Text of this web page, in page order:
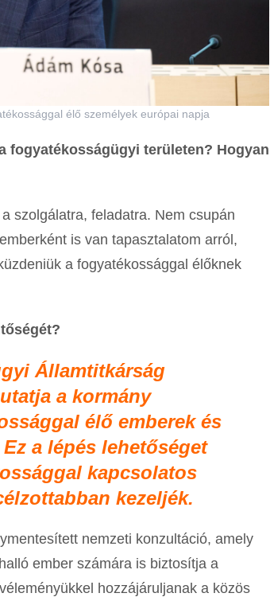
élő személyek európai napja
fogyatékosságügyi területen? Hogyan
szolgálatra, feladatra. Nem csupán
is van tapasztalatom arról,
a fogyatékossággal élőknek
Államtitkárság
a kormány
élő emberek és
a lépés lehetőséget
kapcsolatos
kezeljék.
nemzeti konzultáció, amely
ember számára is biztosítja a
hozzájáruljanak a közös